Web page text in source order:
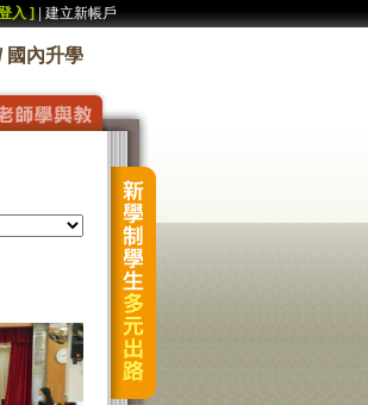
入 ] 建立新帳戶
國內升學